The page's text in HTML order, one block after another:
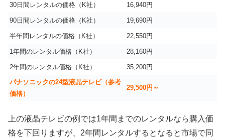
30日間レンタルの価格（K社） 16,940円
90日間レンタルの価格（K社） 19,690円
半年間レンタルの価格（K社） 22,550円
1年間のレンタル価格（K社） 28,160円
2年間のレンタル価格（K社）
35,200円
パナソニックの24型液晶テレビ（参考
価格）
29,500円～
上の液晶テレビの例では1年間までのレンタルなら購入価
格を下回りますが、2年間レンタルするとなると市場で同